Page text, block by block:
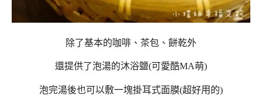
除了基本的咖啡、茶包、餅乾外
還提供了泡湯的沐浴鹽(可愛酷MA萌)
泡完湯後也可以敷一塊掛耳式面膜(超好用的)